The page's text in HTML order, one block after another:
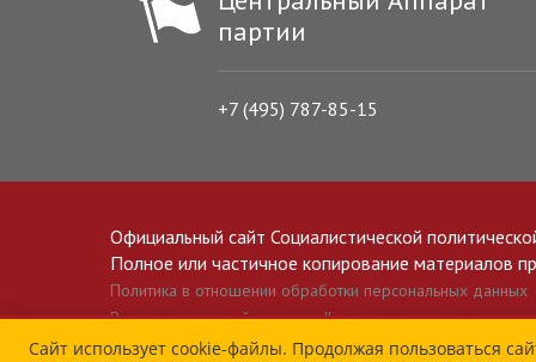
партии
+7 (495) 787-85-15
Официальный сайт Социалистической
Полное или частичное копирование материалов
Политика в отношении обработки персональных данных
Все материалы сайта spravedlivo.ru доступны по
Сайт использует cookie-файлы. Продолжая пользоваться